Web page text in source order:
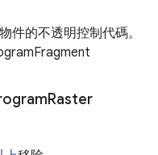
件的不透明控制代碼。
Raster